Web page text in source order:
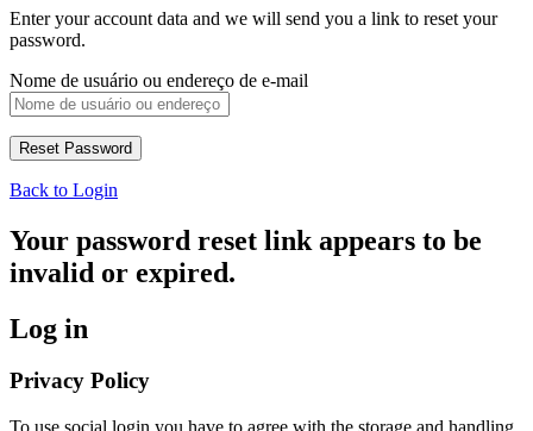
Enter your account data and we will send you a link to reset your
password.
Nome de usuário ou endereço de e-mail
Back to Login
Your password reset link appears to be
invalid or expired.
Log in
Privacy Policy